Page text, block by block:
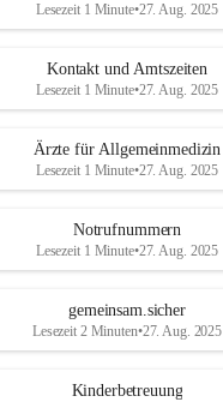
Lesezeit 1 Minute•27. Aug. 2025
Kontakt und Amtszeiten
Lesezeit 1 Minute•27. Aug. 2025
Ärzte für Allgemeinmedizin
Lesezeit 1 Minute•27. Aug. 2025
Notrufnummern
Lesezeit 1 Minute•27. Aug. 2025
gemeinsam.sicher
Lesezeit 2 Minuten•27. Aug. 2025
Kinderbetreuung